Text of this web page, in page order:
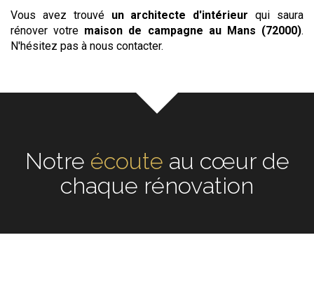
Vous avez trouvé un architecte d'intérieur qui saura
rénover votre maison de campagne au Mans (72000).
N'hésitez pas à nous contacter.
Notre écoute au cœur de
chaque rénovation